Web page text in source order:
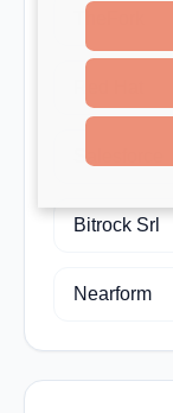
Salesforce
Bitrock Srl
Nearform